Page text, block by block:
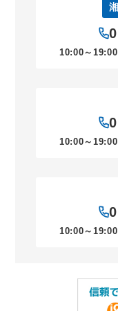
10:00～
10:00～
10:00～